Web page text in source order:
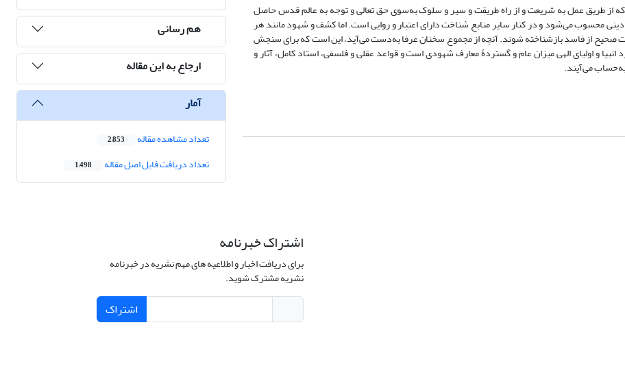
از طریق عمل به شریعت و از راه طریقت و سیر و سلوک به‌سوی حق تعالی و توجه به عالم قدس حاصل
محسوب می‌شود و در کنار سایر منابع شناخت دارای اعتبار و روایی است. اما کشف و شهود مانند هر
صحیح از فاسد بازشناخته شوند. آنچه از مجموع سخنان عرفا به‌دست می‌آید، این است که برای سنجش
و اولیای الهی میزان عام و گستردۀ معارف شهودی است و قواعد عقلی و فلسفی، استاد کامل، آثار و
می‌آیند.
هم رسانی
ارجاع به این مقاله
آمار
تعداد مشاهده مقاله 2,853
تعداد دریافت فایل اصل مقاله 1,498
اشتراک خبرنامه
برای دریافت اخبار و اطلاعیه های مهم نشریه در خبرنامه
نشریه مشترک شوید.
اشتراک